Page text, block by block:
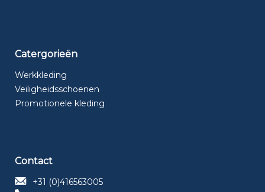
Catergorieën
Werkkleding
Veiligheidsschoenen
Promotionele kleding
Contact
+31 (0)416563005